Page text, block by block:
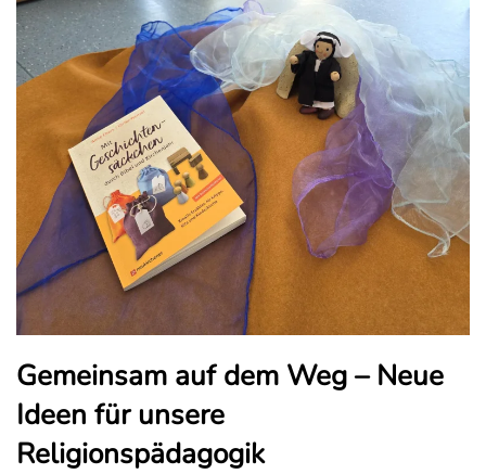
Gemeinsam auf dem Weg – Neue
Ideen für unsere
Religionspädagogik